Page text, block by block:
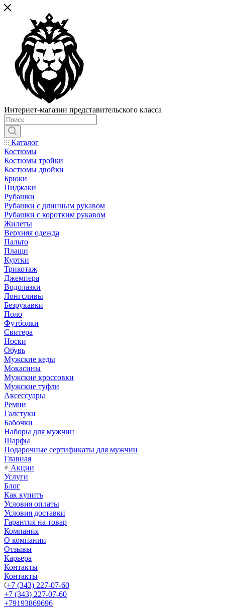
Интернет-магазин представительского класса
Каталог
Костюмы
Костюмы тройки
Костюмы двойки
Брюки
Пиджаки
Рубашки
Рубашки с длинным рукавом
Рубашки с коротким рукавом
Жилеты
Верхняя одежда
Пальто
Плащи
Куртки
Трикотаж
Джемпера
Водолазки
Лонгсливы
Безрукавки
Поло
Футболки
Свитера
Носки
Обувь
Мужские кеды
Мокасины
Мужские кроссовки
Мужские туфли
Аксессуары
Ремни
Галстуки
Бабочки
Наборы для мужчин
Шарфы
Подарочные сертификаты для мужчин
Главная
Акции
Услуги
Блог
Как купить
Условия оплаты
Условия доставки
Гарантия на товар
Компания
О компании
Отзывы
Карьера
Контакты
Контакты
+7 (343) 227-07-60
+7 (343) 227-07-60
+79193869696